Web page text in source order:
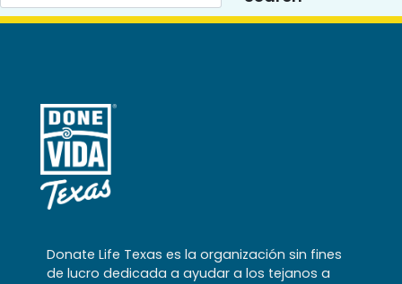
Donate Life Texas es la organización sin fines
de lucro dedicada a ayudar a los tejanos a